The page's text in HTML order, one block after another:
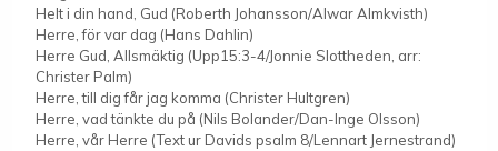
Helt i din hand, Gud (Roberth Johansson/Alwar Almkvisth)
Herre, för var dag (Hans Dahlin)
Herre Gud, Allsmäktig (Upp15:3-4/Jonnie Slottheden, arr:
Christer Palm)
Herre, till dig får jag komma (Christer Hultgren)
Herre, vad tänkte du på (Nils Bolander/Dan-Inge Olsson)
Herre, vår Herre (Text ur Davids psalm 8/Lennart Jernestrand)